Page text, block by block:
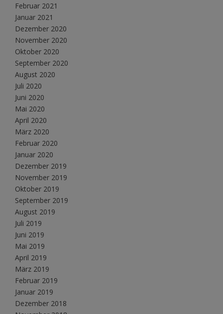
Februar 2021
Januar 2021
Dezember 2020
November 2020
Oktober 2020
September 2020
August 2020
Juli 2020
Juni 2020
Mai 2020
April 2020
März 2020
Februar 2020
Januar 2020
Dezember 2019
November 2019
Oktober 2019
September 2019
August 2019
Juli 2019
Juni 2019
Mai 2019
April 2019
März 2019
Februar 2019
Januar 2019
Dezember 2018